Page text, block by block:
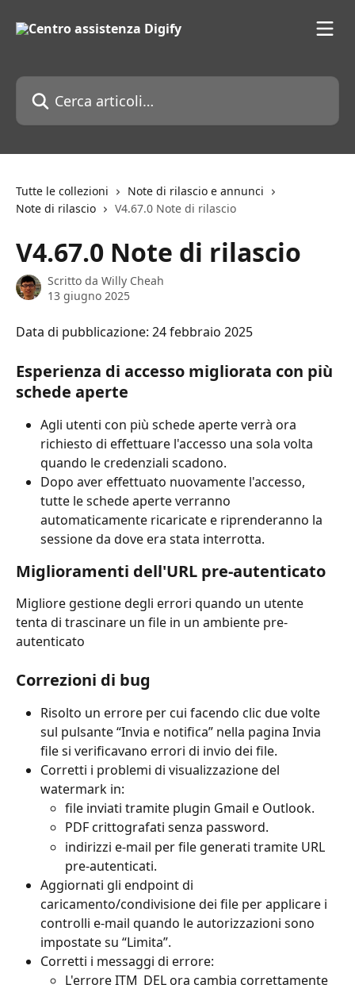
Cerca articoli…
Tutte le collezioni
Note di rilascio e annunci
Note di rilascio
V4.67.0 Note di rilascio
V4.67.0 Note di rilascio
Scritto da Willy Cheah
13 giugno 2025
Data di pubblicazione: 24 febbraio 2025
Esperienza di accesso migliorata con più
schede aperte
Agli utenti con più schede aperte verrà ora
richiesto di effettuare l'accesso una sola volta
quando le credenziali scadono.
Dopo aver effettuato nuovamente l'accesso,
tutte le schede aperte verranno
automaticamente ricaricate e riprenderanno la
sessione da dove era stata interrotta.
Miglioramenti dell'URL pre-autenticato
Migliore gestione degli errori quando un utente
tenta di trascinare un file in un ambiente pre-
autenticato
Correzioni di bug
Risolto un errore per cui facendo clic due volte
sul pulsante “Invia e notifica” nella pagina Invia
file si verificavano errori di invio dei file.
Corretti i problemi di visualizzazione del
watermark in:
file inviati tramite plugin Gmail e Outlook.
PDF crittografati senza password.
indirizzi e-mail per file generati tramite URL
pre-autenticati.
Aggiornati gli endpoint di
caricamento/condivisione dei file per applicare i
controlli e-mail quando le autorizzazioni sono
impostate su “Limita”.
Corretti i messaggi di errore:
L'errore ITM_DEL ora cambia correttamente